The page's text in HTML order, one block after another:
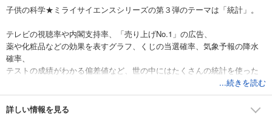
子供の科学★ミライサイエンスシリーズの第３弾のテーマは「統計」。
テレビの視聴率や内閣支持率、「売り上げNo.1」の広告、
薬や化粧品などの効果を表すグラフ、くじの当選確率、気象予報の降水
確率、
テストの成績がわかる偏差値など、世の中にはたくさんの統計を使った
ニュースを正しく理解して問題の本質を探り出したり、
もっともらしいデータから商品の効果を見極めたりするためには、
...続きを読む
詳しい情報を見る